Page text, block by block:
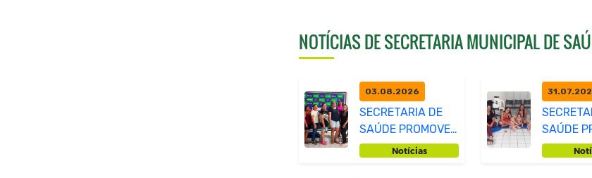
NOTÍCIAS DE SECRETARIA MUNICIPAL DE
03.08.2026
SECRETARIA DE
SAÚDE PROMOVE
ENCONTRO SOBRE
Notícias
SAÚDE
AÇÃO